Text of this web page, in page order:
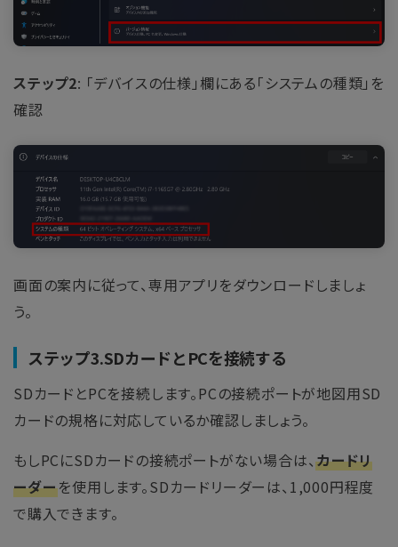
ステップ2: 「デバイスの仕様」欄にある「システムの種類」を
確認
画面の案内に従って、専用アプリをダウンロードしましょ
う。
ステップ3.SDカードとPCを接続する
SDカードとPCを接続します。PCの接続ポートが地図用SD
カードの規格に対応しているか確認しましょう。
もしPCにSDカードの接続ポートがない場合は、カードリ
ーダーを使用します。SDカードリーダーは、1,000円程度
で購入できます。